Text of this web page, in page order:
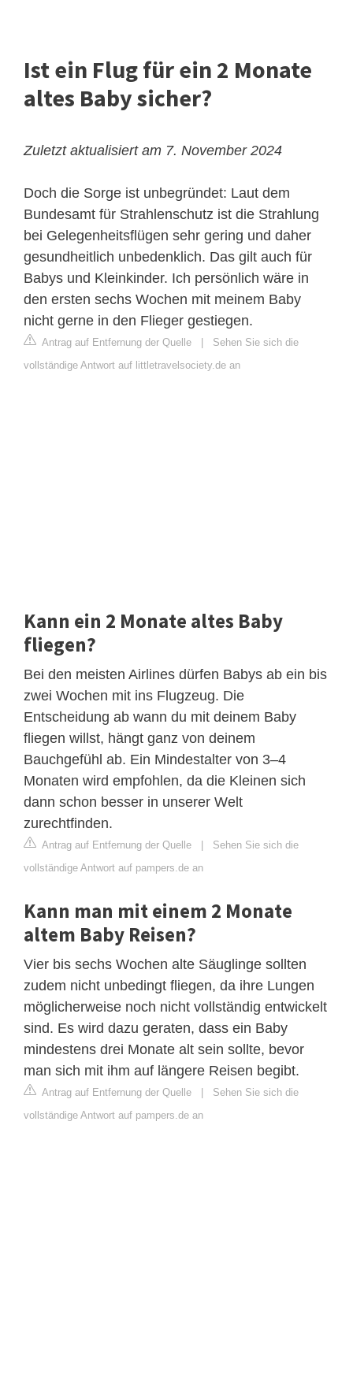
Ist ein Flug für ein 2 Monate
altes Baby sicher?
Zuletzt aktualisiert am 7. November 2024
Doch die Sorge ist unbegründet: Laut dem
Bundesamt für Strahlenschutz ist die Strahlung
bei Gelegenheitsflügen sehr gering und daher
gesundheitlich unbedenklich. Das gilt auch für
Babys und Kleinkinder. Ich persönlich wäre in
den ersten sechs Wochen mit meinem Baby
nicht gerne in den Flieger gestiegen.
Antrag auf Entfernung der Quelle
Sehen Sie sich die
vollständige Antwort auf littletravelsociety.de an
Kann ein 2 Monate altes Baby
fliegen?
Bei den meisten Airlines dürfen Babys ab ein bis
zwei Wochen mit ins Flugzeug. Die
Entscheidung ab wann du mit deinem Baby
fliegen willst, hängt ganz von deinem
Bauchgefühl ab. Ein Mindestalter von 3–4
Monaten wird empfohlen, da die Kleinen sich
dann schon besser in unserer Welt
zurechtfinden.
Antrag auf Entfernung der Quelle
Sehen Sie sich die
vollständige Antwort auf pampers.de an
Kann man mit einem 2 Monate
altem Baby Reisen?
Vier bis sechs Wochen alte Säuglinge sollten
zudem nicht unbedingt fliegen, da ihre Lungen
möglicherweise noch nicht vollständig entwickelt
sind. Es wird dazu geraten, dass ein Baby
mindestens drei Monate alt sein sollte, bevor
man sich mit ihm auf längere Reisen begibt.
Antrag auf Entfernung der Quelle
Sehen Sie sich die
vollständige Antwort auf pampers.de an